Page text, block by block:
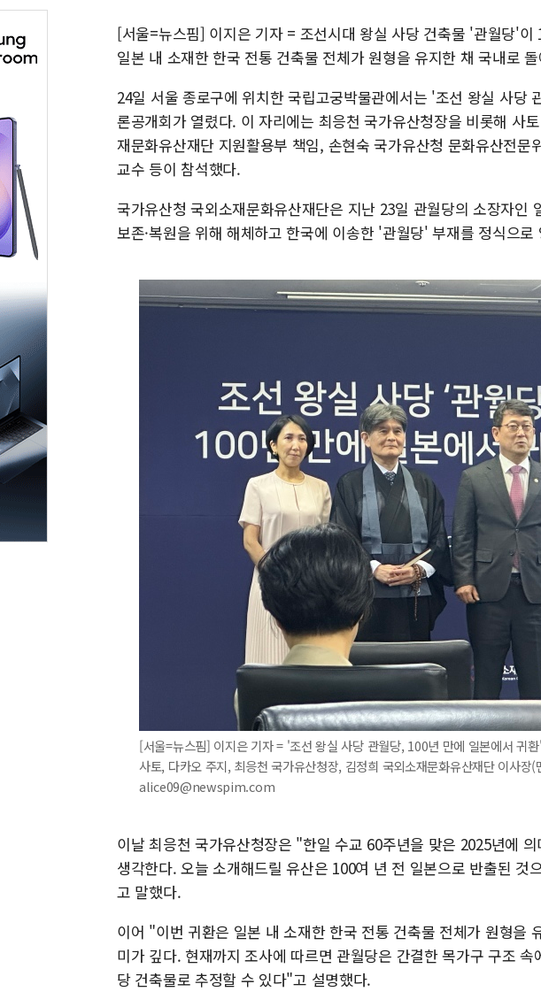
[서울=뉴스핌] 이지은 기자 = 조선시대 왕실 사당 건축물 '관월당'이
일본 내 소재한 한국 전통 건축물 전체가 원형을 유지한 채 국내로
24일 서울 종로구에 위치한 국립고궁박물관에서는 '조선 왕실 사당
론공개회가 열렸다. 이 자리에는 최응천 국가유산청장을 비롯해 사
재문화유산재단 지원활용부 책임, 손현숙 국가유산청 문화유산전문
교수 등이 참석했다.
국가유산청 국외소재문화유산재단은 지난 23일 관월당의 소장자인
보존·복원을 위해 해체하고 한국에 이송한 '관월당' 부재를 정식으로
[서울=뉴스핌] 이지은 기자 = '조선 왕실 사당 관월당, 100년 만에 일본에서 귀
사토, 다카오 주지, 최응천 국가유산청장, 김정희 국외소재문화유산재단 이사
alice09@newspim.com
이날 최응천 국가유산청장은 "한일 수교 60주년을 맞은 2025년에
생각한다. 오늘 소개해드릴 유산은 100여 년 전 일본으로 반출된 것
고 말했다.
이어 "이번 귀환은 일본 내 소재한 한국 전통 건축물 전체가 원형을
미가 깊다. 현재까지 조사에 따르면 관월당은 간결한 목가구 구조
당 건축물로 추정할 수 있다"고 설명했다.